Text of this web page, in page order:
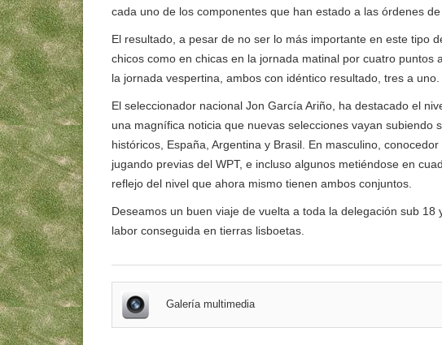
cada uno de los componentes que han estado a las órdenes
El resultado, a pesar de no ser lo más importante en este tipo
chicos como en chicas en la jornada matinal por cuatro
la jornada vespertina, ambos con idéntico resultado, tres a uno.
El seleccionador nacional Jon García Ariño, ha destacado el
una magnífica noticia que nuevas selecciones vayan
históricos, España, Argentina y Brasil. En masculino,
jugando previas del WPT, e incluso algunos metiéndose en
reflejo del nivel que ahora mismo tienen ambos conjuntos.
Deseamos un buen viaje de vuelta a toda la delegación sub
labor conseguida en tierras lisboetas.
Galería multimedia